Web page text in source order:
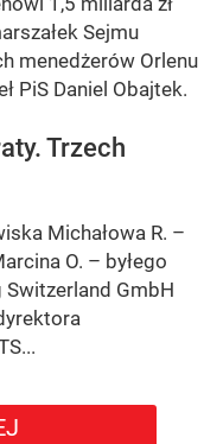
Sejmu
menedżerów Orlenu
PiS Daniel Obajtek.
Trzech
Michałowa R. –
O. – byłego
Switzerland GmbH